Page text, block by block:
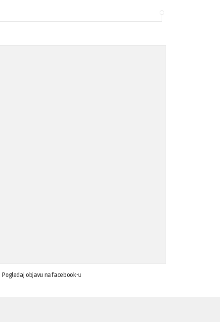
09.11.'15 Osuda incidenta tokom dženaze na Pe ...
Pogledaj objavu na facebook-u